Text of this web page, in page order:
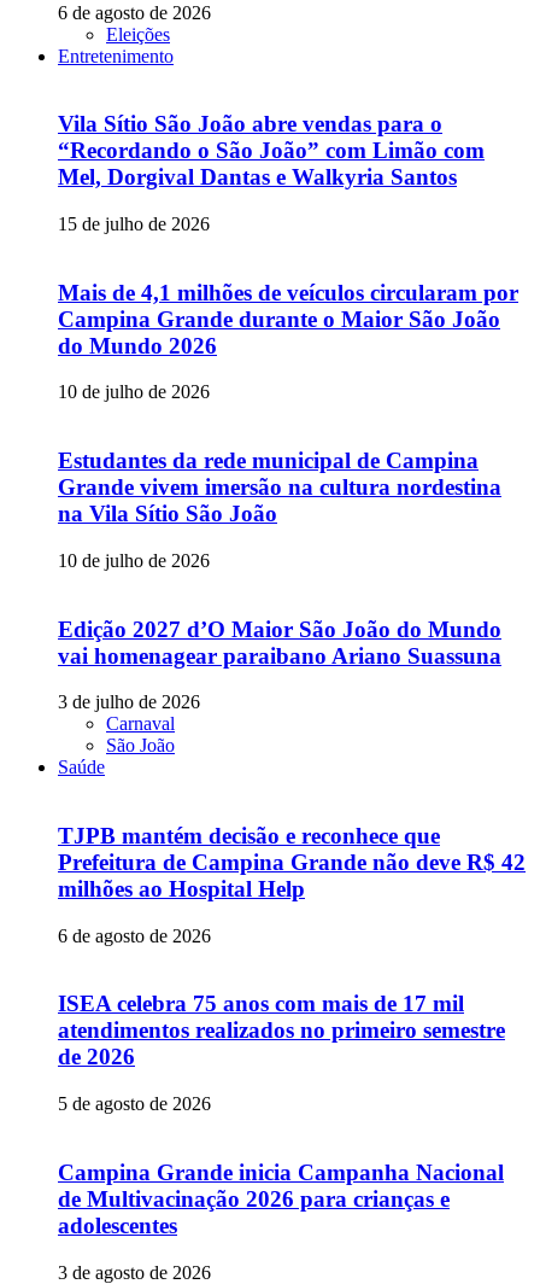
6 de agosto de 2026
Eleições
Entretenimento
Vila Sítio São João abre vendas para o
“Recordando o São João” com Limão com
Mel, Dorgival Dantas e Walkyria Santos
15 de julho de 2026
Mais de 4,1 milhões de veículos circularam por
Campina Grande durante o Maior São João
do Mundo 2026
10 de julho de 2026
Estudantes da rede municipal de Campina
Grande vivem imersão na cultura nordestina
na Vila Sítio São João
10 de julho de 2026
Edição 2027 d’O Maior São João do Mundo
vai homenagear paraibano Ariano Suassuna
3 de julho de 2026
Carnaval
São João
Saúde
TJPB mantém decisão e reconhece que
Prefeitura de Campina Grande não deve R$ 42
milhões ao Hospital Help
6 de agosto de 2026
ISEA celebra 75 anos com mais de 17 mil
atendimentos realizados no primeiro semestre
de 2026
5 de agosto de 2026
Campina Grande inicia Campanha Nacional
de Multivacinação 2026 para crianças e
adolescentes
3 de agosto de 2026